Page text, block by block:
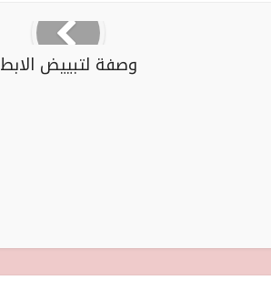
وصفة لتبييض الابط